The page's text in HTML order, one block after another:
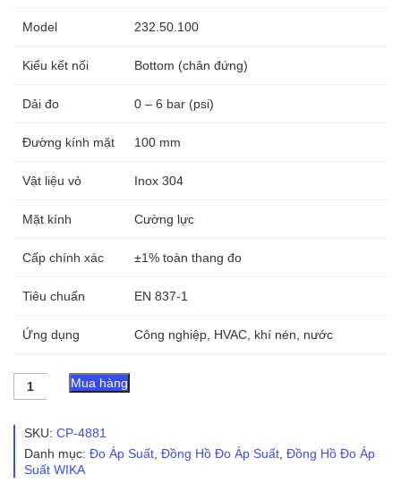
Model 232.50.100
Kiểu kết nối Bottom (chân đứng)
Dải đo 0 – 6 bar (psi)
Đường kính mặt 100 mm
Vật liệu vỏ Inox 304
Mặt kính Cường lực
Cấp chính xác ±1% toàn thang đo
Tiêu chuẩn EN 837-1
Ứng dụng Công nghiệp, HVAC, khí nén, nước
Đồng
hồ
áp
WIKA
232.50.100
Mua hàng
SKU: CP-4881
Danh mục: Đo Áp Suất, Đồng Hồ Đo Áp Suất, Đồng Hồ Đo Áp
Suất WIKA